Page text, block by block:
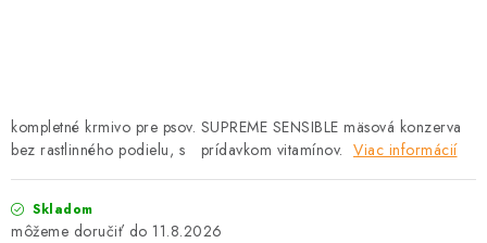
VONKAJŠIE VTÁCTVO
GELOREN KĽBOVÁ VÝŽIVA
kompletné krmivo pre psov. SUPREME SENSIBLE mäsová konzerva
bez rastlinného podielu, s prídavkom vitamínov. Viac informácií
Skladom
11.8.2026